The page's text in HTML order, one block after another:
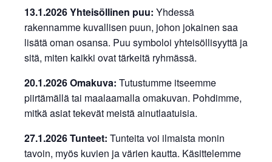
13.1.2026 Yhteisöllinen puu: Yhdessä
rakennamme kuvallisen puun, johon jokainen saa
lisätä oman osansa. Puu symboloi yhteisöllisyyttä ja
sitä, miten kaikki ovat tärkeitä ryhmässä.
20.1.2026 Omakuva: Tutustumme itseemme
piirtämällä tai maalaamalla omakuvan. Pohdimme,
mitkä asiat tekevät meistä ainutlaatuisia.
27.1.2026 Tunteet: Tunteita voi ilmaista monin
tavoin, myös kuvien ja värien kautta. Käsittelemme